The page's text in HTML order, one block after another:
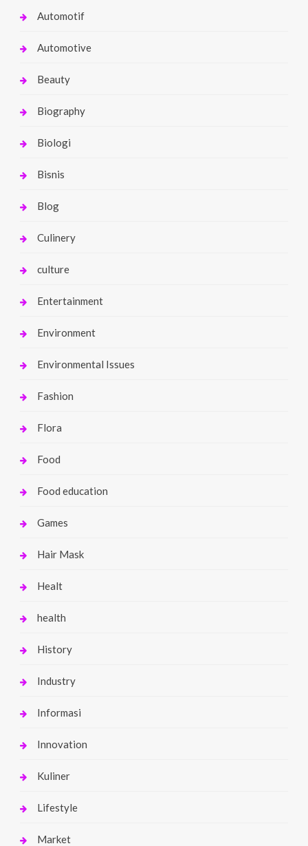
Automotif
Automotive
Beauty
Biography
Biologi
Bisnis
Blog
Culinery
culture
Entertainment
Environment
Environmental Issues
Fashion
Flora
Food
Food education
Games
Hair Mask
Healt
health
History
Industry
Informasi
Innovation
Kuliner
Lifestyle
Market